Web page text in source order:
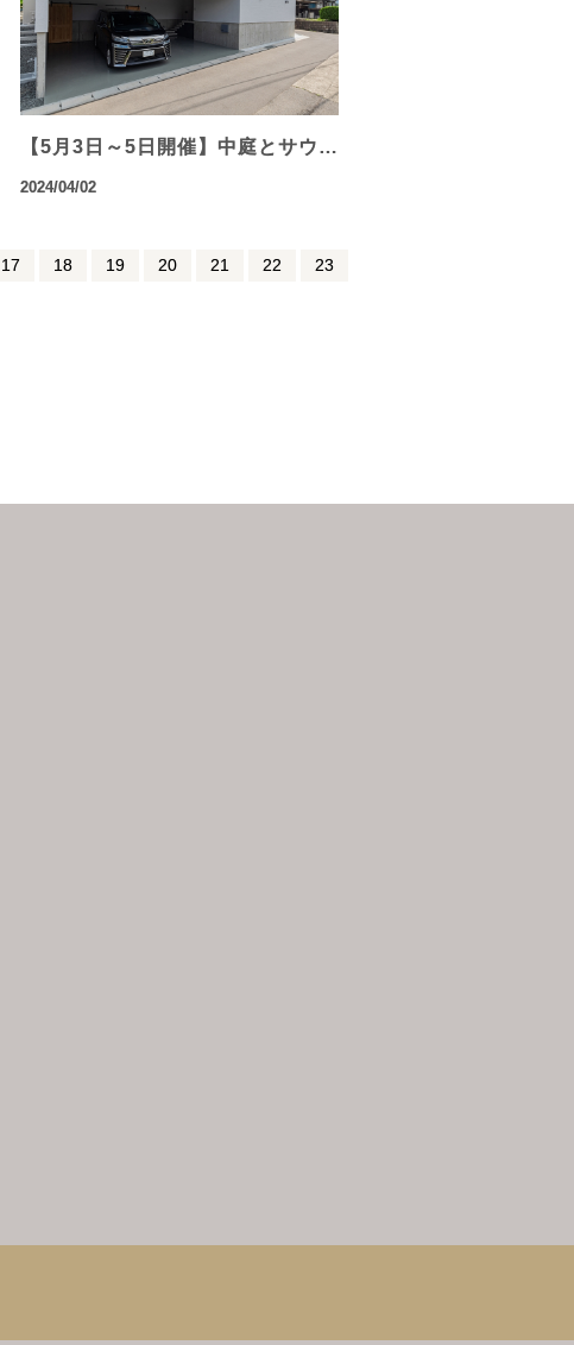
【5月3日～5日開催】中庭とサウ…
2024/04/02
17 18 19 20 21 22 23